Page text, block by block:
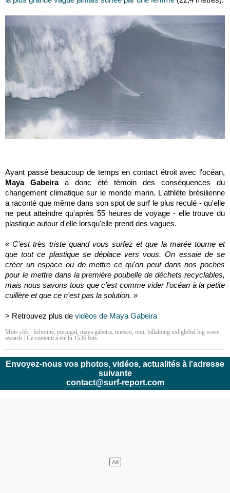
Ayant passé beaucoup de temps en contact étroit avec l'océan,
Maya Gabeiraa donc été témoin des conséquences du
changement climatique sur le monde marin. L'athlète brésilienne
a raconté que même dans son spot de surf le plus reculé - qu'elle
ne peut atteindre qu'après 55 heures de voyage - elle trouve du
plastique autour d'elle lorsqu'elle prend des vagues.
« C'est très triste quand vous surfez et que la marée tourne et
que tout ce plastique se déplace vers vous. On essaie de se
créer un espace ou de mettre ce qu'on peut dans nos poches
pour le mettre dans la première poubelle de déchets recyclables,
mais nous savons tous que c'est comme vider l'océan à la petite
cuillère et que ce n'est pas la solution. »
> Retrouvez plus de vidéos de Maya Gabeira
Mots clés : lisbonne, portugal, maya gabeira, unesco, onu, billabong xxl global big wave
awards | Ce contenu a été lu 1536 fois.
Envoyez-nous vos photos, vidéos, actualités à l'adresse
suivante
contact@surf-report.com